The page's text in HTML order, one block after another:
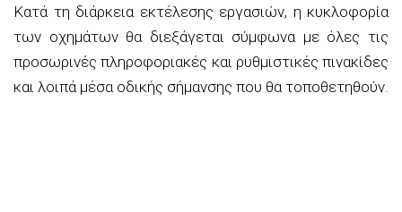
Κατά τη διάρκεια εκτέλεσης εργασιών, η κυκλοφορία
των οχημάτων θα διεξάγεται σύμφωνα με όλες τις
προσωρινές πληροφοριακές και ρυθμιστικές πινακίδες
και λοιπά μέσα οδικής σήμανσης που θα τοποθετηθούν.